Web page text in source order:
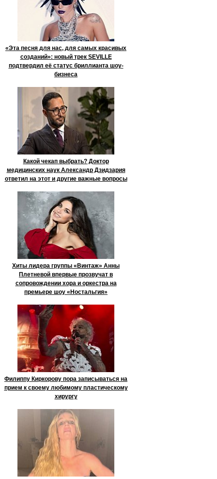
«Эта песня для нас, для самых красивых
созданий»: новый трек SEVILLE
подтвердил её статус бриллианта шоу-
бизнеса
Какой чекап выбрать? Доктор
медицинских наук Александр Дзидзария
ответил на этот и другие важные вопросы
Хиты лидера группы «Винтаж» Анны
Плетневой впервые прозвучат в
сопровождении хора и оркестра на
премьере шоу «Ностальгия»
Филиппу Киркорову пора записываться на
прием к своему любимому пластическому
хирургу